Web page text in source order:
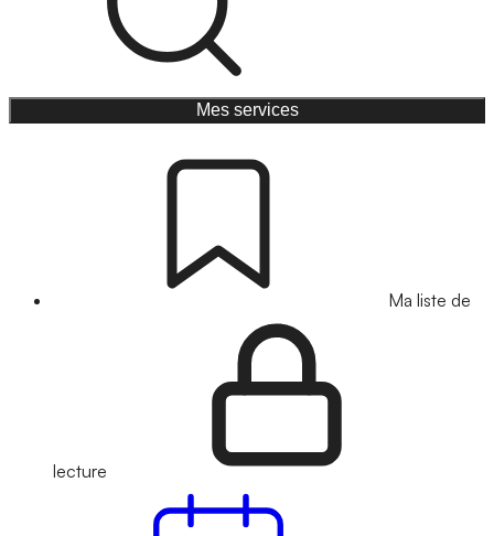
Mes services
Ma liste de
lecture